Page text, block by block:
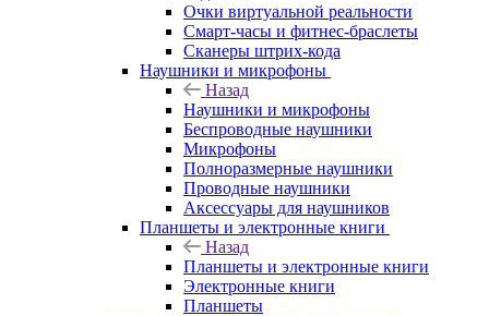
Очки виртуальной реальности
Смарт-часы и фитнес-браслеты
Сканеры штрих-кода
Наушники и микрофоны
Назад
Наушники и микрофоны
Беспроводные наушники
Микрофоны
Полноразмерные наушники
Проводные наушники
Аксессуары для наушников
Планшеты и электронные книги
Назад
Планшеты и электронные книги
Электронные книги
Планшеты